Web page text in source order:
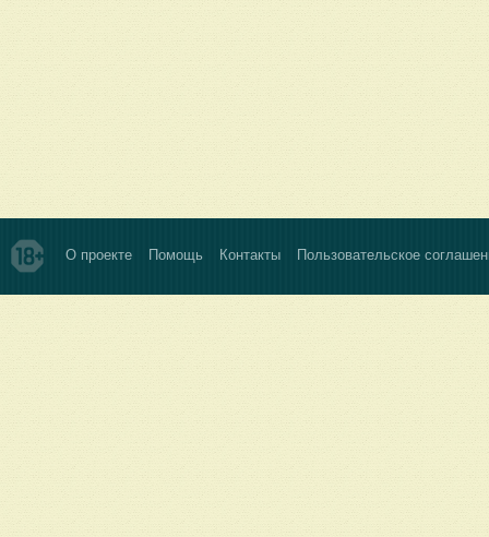
О проекте Помощь Контакты Пользовательское